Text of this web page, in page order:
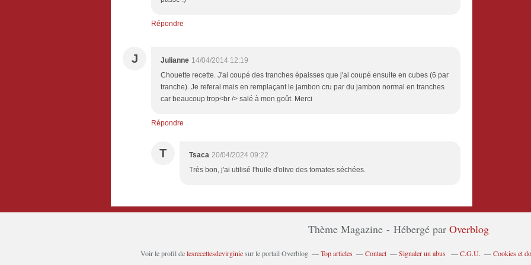
Répondre
J Julianne 14/04/2014 12:19
Chouette recette. J'ai coupé des tranches épaisses que j'ai coupé ensuite en cubes (6 par
tranche). Je referai mais en remplaçant le jambon cru par du jambon normal en tranches
car beaucoup trop<br /> salé à mon goût. Merci
Répondre
T Tsaca 20/04/2024 09:22
Très bon, j'ai utilisé l'huile d'olive des tomates séchées.
Thème Magazine - Hébergé par Overblog
Voir le profil delesrecettesdevirginiesur le portail Overblog Top articles Contact Signaler un abus C.G.U. Cookies et